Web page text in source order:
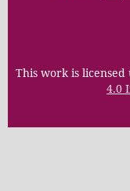
This work is licensed
4.0